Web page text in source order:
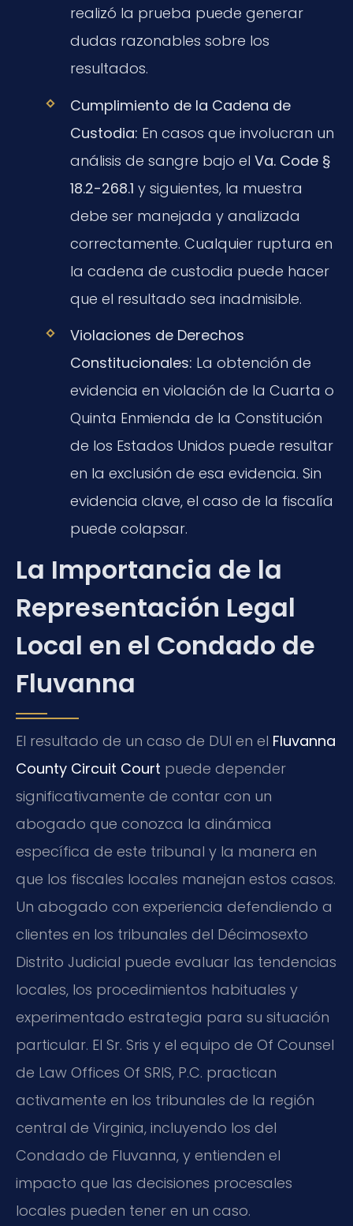
realizó la prueba puede generar
dudas razonables sobre los
resultados.
Cumplimiento de la Cadena de
Custodia: En casos que involucran un
análisis de sangre bajo el Va. Code §
18.2-268.1 y siguientes, la muestra
debe ser manejada y analizada
correctamente. Cualquier ruptura en
la cadena de custodia puede hacer
que el resultado sea inadmisible.
Violaciones de Derechos
Constitucionales: La obtención de
evidencia en violación de la Cuarta o
Quinta Enmienda de la Constitución
de los Estados Unidos puede resultar
en la exclusión de esa evidencia. Sin
evidencia clave, el caso de la fiscalía
puede colapsar.
La Importancia de la
Representación Legal
Local en el Condado de
Fluvanna
El resultado de un caso de DUI en el Fluvanna
County Circuit Court puede depender
significativamente de contar con un
abogado que conozca la dinámica
específica de este tribunal y la manera en
que los fiscales locales manejan estos casos.
Un abogado con experiencia defendiendo a
clientes en los tribunales del Décimosexto
Distrito Judicial puede evaluar las tendencias
locales, los procedimientos habituales y
experimentado estrategia para su situación
particular. El Sr. Sris y el equipo de Of Counsel
de Law Offices Of SRIS, P.C. practican
activamente en los tribunales de la región
central de Virginia, incluyendo los del
Condado de Fluvanna, y entienden el
impacto que las decisiones procesales
locales pueden tener en un caso.